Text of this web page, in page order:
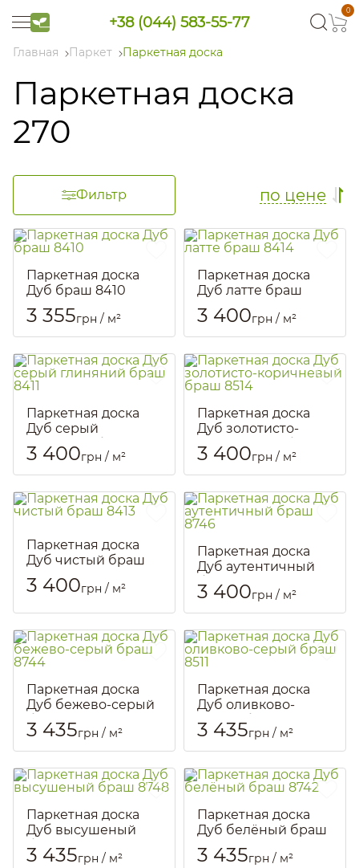
+38 (044) 583-55-77
0
Главная Паркет Паркетная доска
Паркетная доска
270
по цене
Фильтр
Паркетная доска
Дуб браш 8410
Артикул:: 1912
3 355грн / м²
Паркетная доска
Дуб латте браш
8414
Артикул:: 1916
3 400грн / м²
Паркетная доска
Дуб серый
глиняний браш 8411
Артикул:: 1918
3 400грн / м²
Паркетная доска
Дуб золотисто-
коричневый браш
8514
Артикул:: 1919
3 400грн / м²
Паркетная доска
Дуб чистый браш
8413
Артикул:: 1922
3 400грн / м²
Паркетная доска
Дуб аутентичный
браш 8746
Артикул:: 2350
3 400грн / м²
Паркетная доска
Дуб бежево-серый
браш 8744
Артикул:: 1913
3 435грн / м²
Паркетная доска
Дуб оливково-
cерый браш 8511
Артикул:: 1921
3 435грн / м²
Паркетная доска
Дуб высушеный
браш 8748
Артикул:: 1929
3 435грн / м²
Паркетная доска
Дуб белёный браш
8742
Артикул:: 2351
3 435грн / м²